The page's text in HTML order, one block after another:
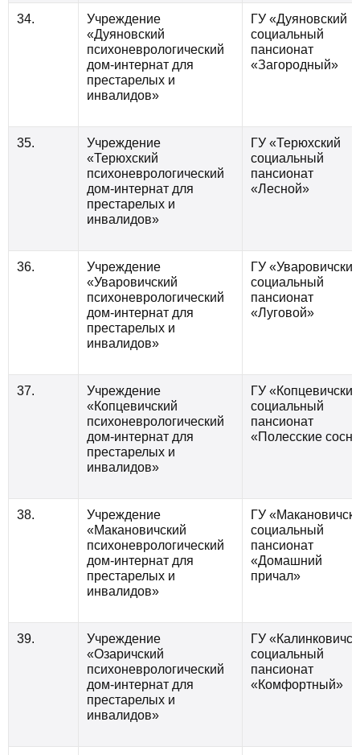
34.
Учреждение
«Дуяновский
психоневрологический
дом-интернат для
престарелых и
инвалидов»
ГУ «Дуяновский
социальный
пансионат
«Загородный»
35.
Учреждение
«Терюхский
психоневрологический
дом-интернат для
престарелых и
инвалидов»
ГУ «Терюхский
социальный
пансионат
«Лесной»
36.
Учреждение
«Уваровичский
психоневрологический
дом-интернат для
престарелых и
инвалидов»
ГУ «Уваровичский
социальный
пансионат
«Луговой»
37.
Учреждение
«Копцевичский
психоневрологический
дом-интернат для
престарелых и
инвалидов»
ГУ «Копцевичский
социальный
пансионат
«Полесские
38.
Учреждение
«Макановичский
психоневрологический
дом-интернат для
престарелых и
инвалидов»
ГУ
социальный
пансионат
«Домашний
причал»
39.
Учреждение
«Озаричский
психоневрологический
дом-интернат для
престарелых и
инвалидов»
ГУ
социальный
пансионат
«Комфортный»